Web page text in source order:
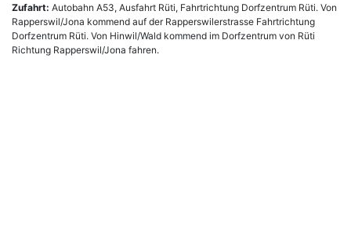
Zufahrt: Autobahn A53, Ausfahrt Rüti, Fahrtrichtung Dorfzentrum Rüti. Von
Rapperswil/Jona kommend auf der Rapperswilerstrasse Fahrtrichtung
Dorfzentrum Rüti. Von Hinwil/Wald kommend im Dorfzentrum von Rüti
Richtung Rapperswil/Jona fahren.